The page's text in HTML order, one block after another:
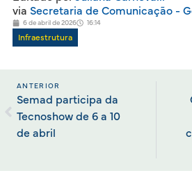
via Secretaria de Comunicação -
6 de abril de 2026 16:14
Infraestrutura
ANTERIOR
Semad participa da
Tecnoshow de 6 a 10
de abril